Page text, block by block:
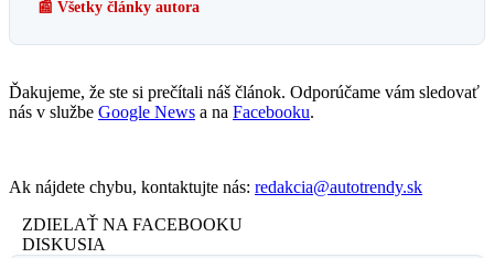
📰 Všetky články autora
Ďakujeme, že ste si prečítali náš článok. Odporúčame vám sledovať
nás v službe Google News a na Facebooku.
Ak nájdete chybu, kontaktujte nás: redakcia@autotrendy.sk
ZDIELAŤ NA FACEBOOKU
DISKUSIA